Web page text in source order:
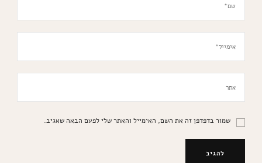
שמור בדפדפן זה את השם, האימייל והאתר שלי לפעם הבאה שאגיב.